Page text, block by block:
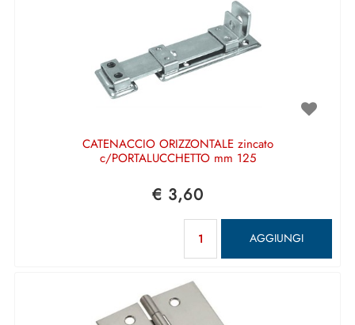
CATENACCIO ORIZZONTALE zincato
c/PORTALUCCHETTO mm 125
€ 3,60
AGGIUNGI